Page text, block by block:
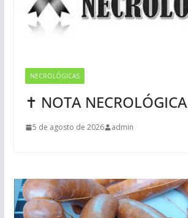
NECROLÓGICAS
✝ NOTA NECROLÓGICA
5 de agosto de 2026 admin